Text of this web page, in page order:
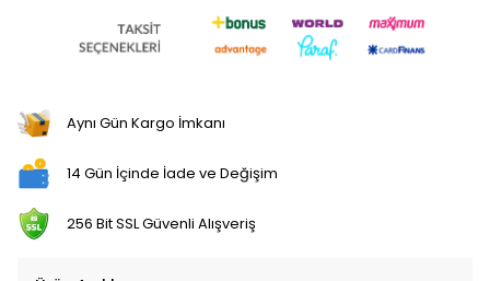
Aynı Gün Kargo İmkanı
14 Gün İçinde İade ve Değişim
256 Bit SSL Güvenli Alışveriş